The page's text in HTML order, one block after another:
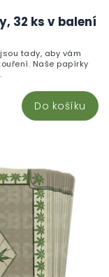
32 ks v balení
Do košíku
tady, aby vám
Naše papírky